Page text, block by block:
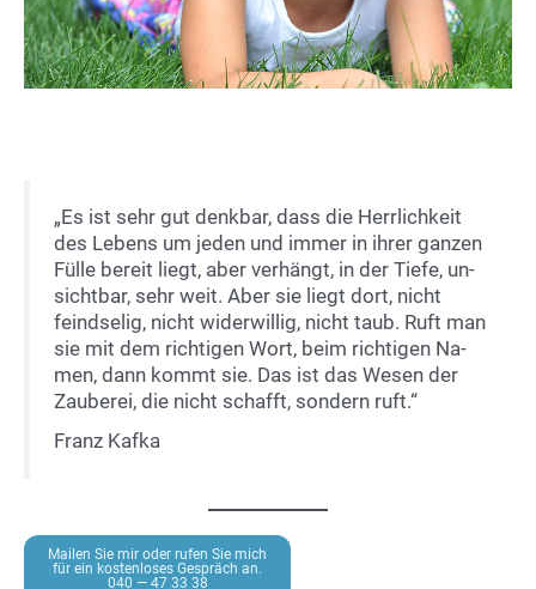
„Es ist sehr gut denk­bar, dass die Herr­lich­keit
des Le­bens um je­den und im­mer in ih­rer gan­zen
Fül­le be­reit liegt, aber ver­hängt, in der Tie­fe, un­
sicht­bar, sehr weit. Aber sie liegt dort, nicht
feind­se­lig, nicht wi­der­wil­lig, nicht taub. Ruft man
sie mit dem rich­ti­gen Wort, beim rich­ti­gen Na­
men, dann kommt sie. Das ist das We­sen der
Zau­be­rei, die nicht schafft, son­dern ruft.“
Franz Kaf­ka
Mai­len Sie mir oder ru­fen Sie mich
für ein kos­ten­lo­ses Ge­spräch an.
040 — 47 33 38